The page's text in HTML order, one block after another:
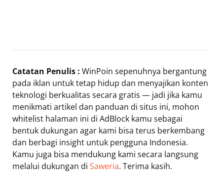
Catatan Penulis : WinPoin sepenuhnya bergantung
pada iklan untuk tetap hidup dan menyajikan konten
teknologi berkualitas secara gratis — jadi jika kamu
menikmati artikel dan panduan di situs ini, mohon
whitelist halaman ini di AdBlock kamu sebagai
bentuk dukungan agar kami bisa terus berkembang
dan berbagi insight untuk pengguna Indonesia.
Kamu juga bisa mendukung kami secara langsung
melalui dukungan di Saweria. Terima kasih.